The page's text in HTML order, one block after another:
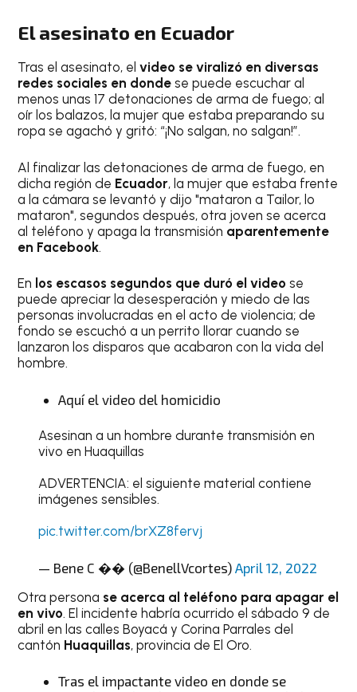
El asesinato en Ecuador
Tras el asesinato, el video se viralizó en diversas
redes sociales en donde se puede escuchar al
menos unas 17 detonaciones de arma de fuego; al
oír los balazos, la mujer que estaba preparando su
ropa se agachó y gritó: “¡No salgan, no salgan!”.
Al finalizar las detonaciones de arma de fuego, en
dicha región de Ecuador, la mujer que estaba frente
a la cámara se levantó y dijo "mataron a Tailor, lo
mataron", segundos después, otra joven se acerca
al teléfono y apaga la transmisión aparentemente
en Facebook.
En los escasos segundos que duró el videose
puede apreciar la desesperación y miedo de las
personas involucradas en el acto de violencia; de
fondo se escuchó a un perrito llorar cuando se
lanzaron los disparos que acabaron con la vida del
hombre.
Aquí el video del homicidio
Asesinan a un hombre durante transmisión en
vivo en Huaquillas
ADVERTENCIA: el siguiente material contiene
imágenes sensibles.
pic.twitter.com/brXZ8fervj
— Bene C �� (@BenellVcortes) April 12, 2022
Otra persona se acerca al teléfono para apagar el
en vivo. El incidente habría ocurrido el sábado 9 de
abril en las calles Boyacá y Corina Parrales del
cantón Huaquillas, provincia de El Oro.
Tras el impactante video en donde se